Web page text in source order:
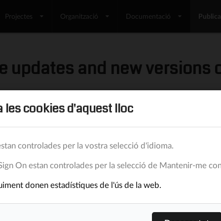
Projectes Organització Documentació
updates and new versions
30/6/12 Lluis Turró Cutiller
improving the whole. Wizard-like forms, welcome
les cookies d'aquest lloc
controlades per la vostra selecció d'idioma.
On estan controlades per la selecció de Mantenir-me
donen estadístiques de l'ús de la web.